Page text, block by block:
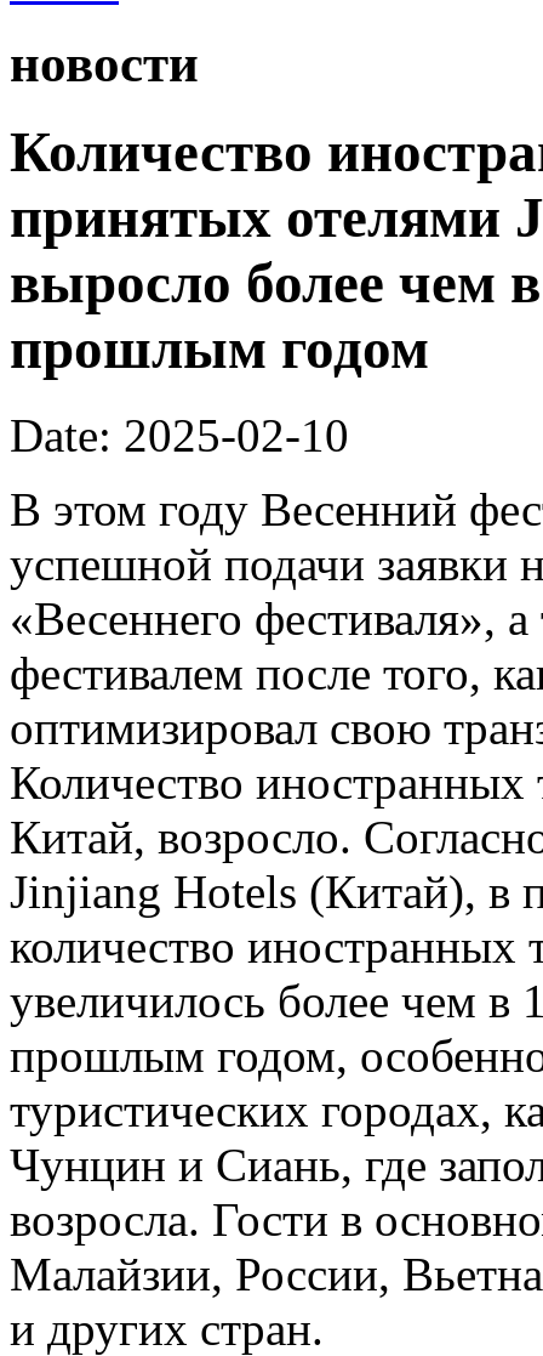
новости
Количество
принятых отелями
выросло более чем
прошлым годом
Date: 2025-02-10
В этом году Весенний
успешной подачи заявки
«Весеннего фестиваля»,
фестивалем после того,
оптимизировал свою
Количество
Китай, возросло.
Jinjiang Hotels (Китай), в
количество иностранных
увеличилось более чем в
прошлым годом,
туристических
Чунцин и Сиань, где
возросла. Гости в
Малайзии, России,
и других стран.